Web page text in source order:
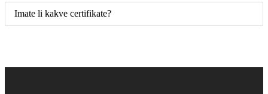
Imate li kakve certifikate?